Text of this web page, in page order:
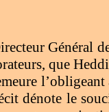
Général
que
dénote le